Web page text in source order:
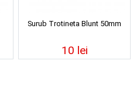
Surub Trotineta Blunt 50mm
10 lei